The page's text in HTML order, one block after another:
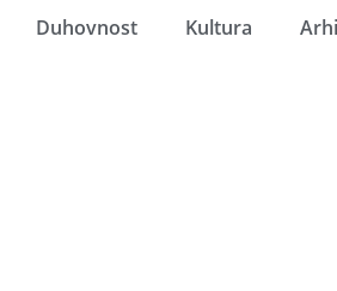
Duhovnost Kultura